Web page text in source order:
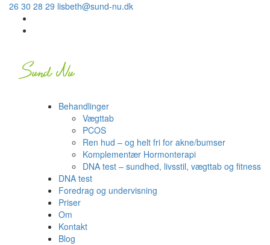
26 30 28 29 lisbeth@sund-nu.dk
Behandlinger
Vægttab
PCOS
Ren hud – og helt fri for akne/bumser
Komplementær Hormonterapi
DNA test – sundhed, livsstil, vægttab og fitness
DNA test
Foredrag og undervisning
Priser
Om
Kontakt
Blog